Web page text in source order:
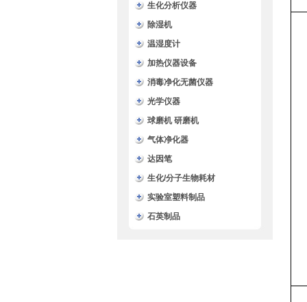
生化分析仪器
除湿机
温湿度计
加热仪器设备
消毒净化无菌仪器
光学仪器
球磨机 研磨机
气体净化器
达因笔
生化/分子生物耗材
实验室塑料制品
石英制品